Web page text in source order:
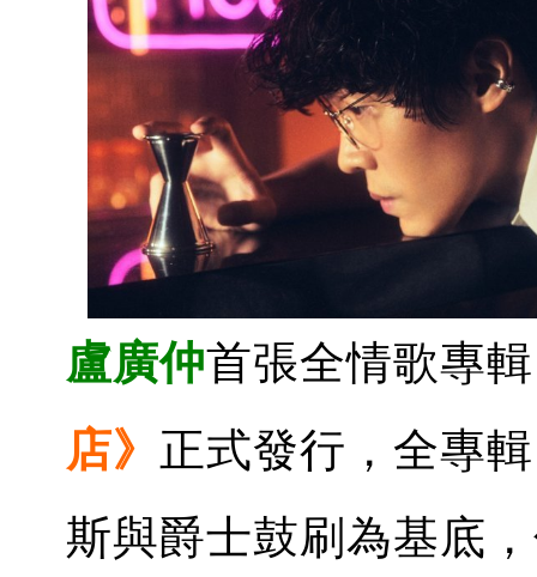
盧廣仲首張全情歌專輯
店》 正式發行，全專
斯與爵士鼓刷為基底